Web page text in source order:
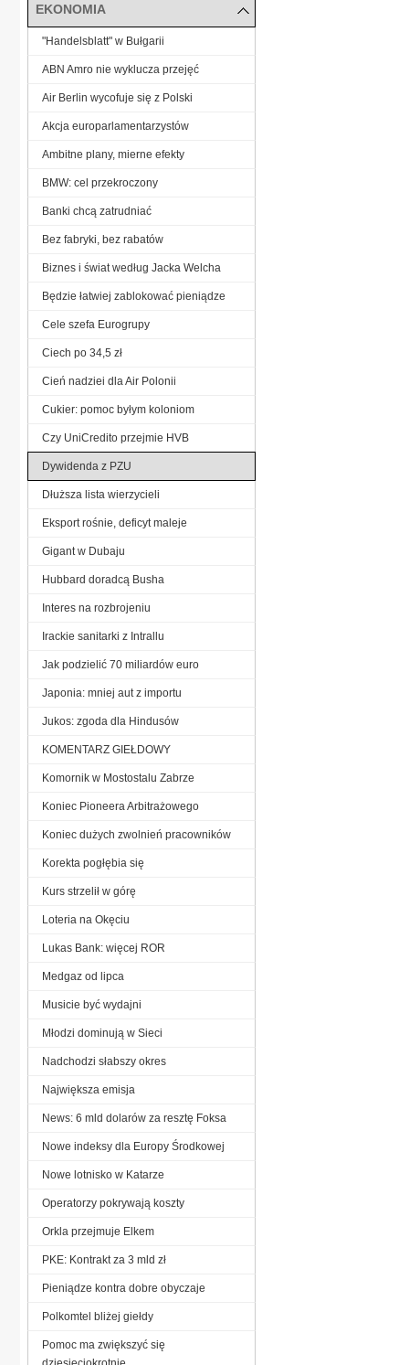
EKONOMIA
"Handelsblatt" w Bułgarii
ABN Amro nie wyklucza przejęć
Air Berlin wycofuje się z Polski
Akcja europarlamentarzystów
Ambitne plany, mierne efekty
BMW: cel przekroczony
Banki chcą zatrudniać
Bez fabryki, bez rabatów
Biznes i świat według Jacka Welcha
Będzie łatwiej zablokować pieniądze
Cele szefa Eurogrupy
Ciech po 34,5 zł
Cień nadziei dla Air Polonii
Cukier: pomoc byłym koloniom
Czy UniCredito przejmie HVB
Dywidenda z PZU
Dłuższa lista wierzycieli
Eksport rośnie, deficyt maleje
Gigant w Dubaju
Hubbard doradcą Busha
Interes na rozbrojeniu
Irackie sanitarki z Intrallu
Jak podzielić 70 miliardów euro
Japonia: mniej aut z importu
Jukos: zgoda dla Hindusów
KOMENTARZ GIEŁDOWY
Komornik w Mostostalu Zabrze
Koniec Pioneera Arbitrażowego
Koniec dużych zwolnień pracowników
Korekta pogłębia się
Kurs strzelił w górę
Loteria na Okęciu
Lukas Bank: więcej ROR
Medgaz od lipca
Musicie być wydajni
Młodzi dominują w Sieci
Nadchodzi słabszy okres
Największa emisja
News: 6 mld dolarów za resztę Foksa
Nowe indeksy dla Europy Środkowej
Nowe lotnisko w Katarze
Operatorzy pokrywają koszty
Orkla przejmuje Elkem
PKE: Kontrakt za 3 mld zł
Pieniądze kontra dobre obyczaje
Polkomtel bliżej giełdy
Pomoc ma zwiększyć się